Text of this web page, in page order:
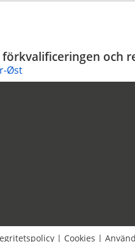
och
Øst
| Cookies |